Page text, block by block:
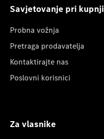
Savjetovanje pri kupnji
Probna vožnja
Pretraga prodavatelja
Kontaktirajte nas
Poslovni korisnici
Za vlasnike